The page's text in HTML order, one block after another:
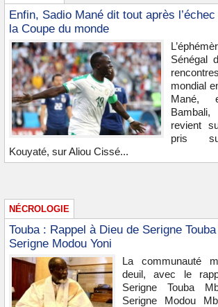
Enfin, Sadio Mané dit tout après
la Coupe du monde
Sénégal
mondial
Mané,
revient
pris
Kouyaté, sur Aliou Cissé...
NÉCROLOGIE
Touba : Rappel à Dieu de Serigne
Serigne Modou Yoni
La communauté
deuil, avec le
Serigne Touba
Serigne Modou